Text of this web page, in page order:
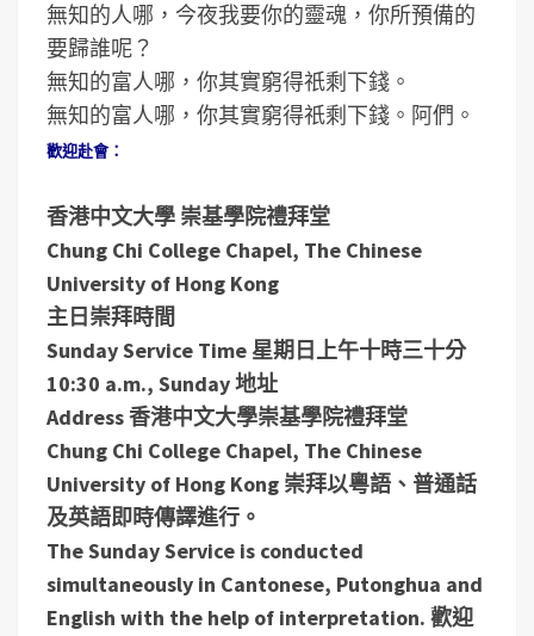
無知的人哪，今夜我要你的靈魂，你所預備的
要歸誰呢？
無知的富人哪，你其實窮得祇剩下錢。
無知的富人哪，你其實窮得祇剩下錢。阿們。
歡迎赴會：
香港中文大學 崇基學院禮拜堂
Chung Chi College Chapel, The Chinese
University of Hong Kong
主日崇拜時間
Sunday Service Time 星期日上午十時三十分
10:30 a.m., Sunday地址
Address香港中文大學崇基學院禮拜堂
Chung Chi College Chapel, The Chinese
University of Hong Kong 崇拜以粵語、普通話
及英語即時傳譯進行。
The Sunday Service is conducted
simultaneously in Cantonese, Putonghua and
English with the help of interpretation. 歡迎